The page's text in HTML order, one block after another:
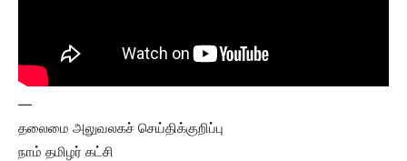
—
தலைமை அலுவலகச் செய்திக்குறிப்பு
நாம் தமிழர் கட்சி